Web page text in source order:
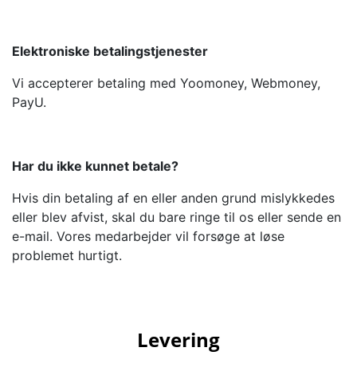
Elektroniske betalingstjenester
Vi accepterer betaling med Yoomoney, Webmoney,
PayU.
Har du ikke kunnet betale?
Hvis din betaling af en eller anden grund mislykkedes
eller blev afvist, skal du bare ringe til os eller sende en
e-mail. Vores medarbejder vil forsøge at løse
problemet hurtigt.
Levering